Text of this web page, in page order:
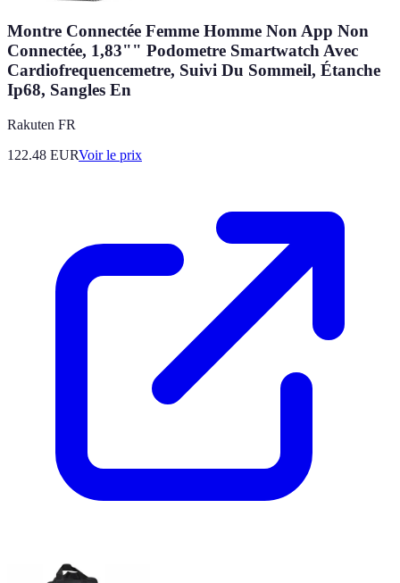
Montre Connectée Femme Homme Non App Non
Connectée, 1,83"" Podometre Smartwatch Avec
Cardiofrequencemetre, Suivi Du Sommeil, Étanche
Ip68, Sangles En
Rakuten FR
122.48 EURVoir le prix